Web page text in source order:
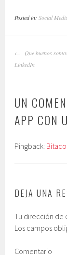
Posted in:Social
DE
Que buenos
LinkedIn
UN
APP CON
Pingback:
DEJA UNA
Tu dirección de
Los campos
Comentario